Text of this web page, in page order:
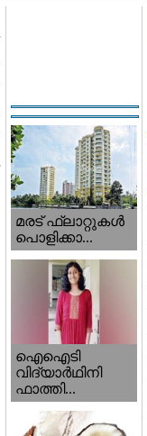
മരട് ഫ്ലാറ്റുകൾ
പൊളിക്കാ...
ഐഐടി
വിദ്യാര്‍ഥിനി
ഫാത്തി...